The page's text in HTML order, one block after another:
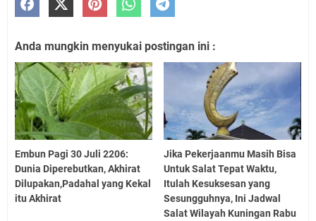
Anda mungkin menyukai postingan ini :
Embun Pagi 30 Juli 2206:
Dunia Diperebutkan, Akhirat
Dilupakan,Padahal yang Kekal
itu Akhirat
Jika Pekerjaanmu Masih Bisa
Untuk Salat Tepat Waktu,
Itulah Kesuksesan yang
Sesungguhnya, Ini Jadwal
Salat Wilayah Kuningan Rabu